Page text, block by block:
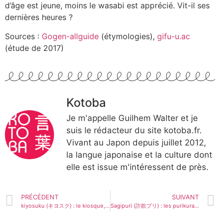
d’âge est jeune, moins le wasabi est apprécié. Vit-il ses
dernières heures ?
Sources : Gogen-allguide (étymologies), gifu-u.ac
(étude de 2017)
Kotoba
Je m'appelle Guilhem Walter et je
suis le rédacteur du site kotoba.fr.
Vivant au Japon depuis juillet 2012,
la langue japonaise et la culture dont
elle est issue m'intéressent de près.
PRÉCÉDENT
kiyosuku (キヨスク) : le kiosque, version japonaise
SUIVANT
Sagipuri (詐欺プリ) : les purikura trompeurs, qu’est ce que c’est ?